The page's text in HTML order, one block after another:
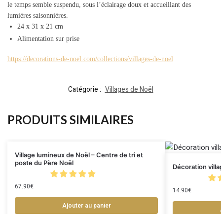
le temps semble suspendu, sous l’éclairage doux et accueillant des
lumières saisonnières.
24 x 31 x 21 cm
Alimentation sur prise
https://decorations-de-noel.com/collections/villages-de-noel
Catégorie : Villages de Noël
PRODUITS SIMILAIRES
Village lumineux de Noël – Centre de tri et
poste du Père Noël
67.90€
Ajouter au panier
Décoration
14.90€